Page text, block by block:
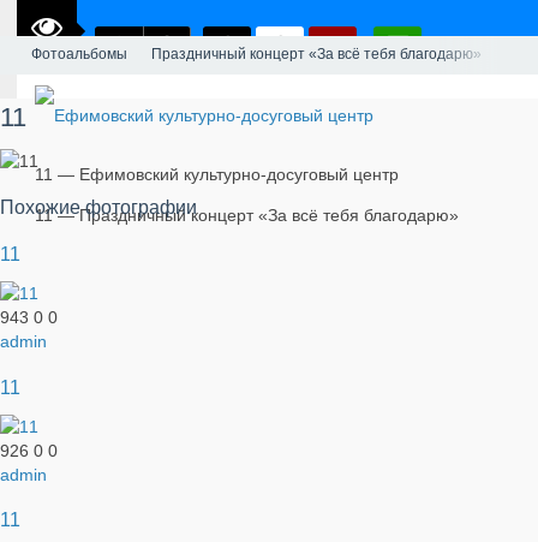
11 — Ефимовский культурно-досуговый центр
11 — Праздничный концерт «За всё тебя благодарю»
Фотоальбомы Праздничный концерт «За всё тебя благодарю»
11
Похожие фотографии
11
943 0 0
admin
11
926 0 0
admin
11